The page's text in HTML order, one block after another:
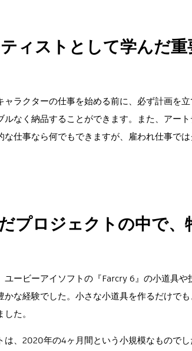
ィストとして学んだ
ラクターの仕事を始める前に、必ず計画を
なく納品することができます。また、アー
仕事なら何でもできますが、雇われ仕事で
プロジェクトの中で
ービーアイソフトの『Farcry 6』の小道具
かな経験でした。小さな小道具を作るだけで
た。
は、2020年の4ヶ月間という小規模なもので